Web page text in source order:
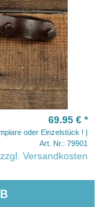
69.95 € *
oder Einzelstück !
Art. Nr.: 79901
Versandkosten